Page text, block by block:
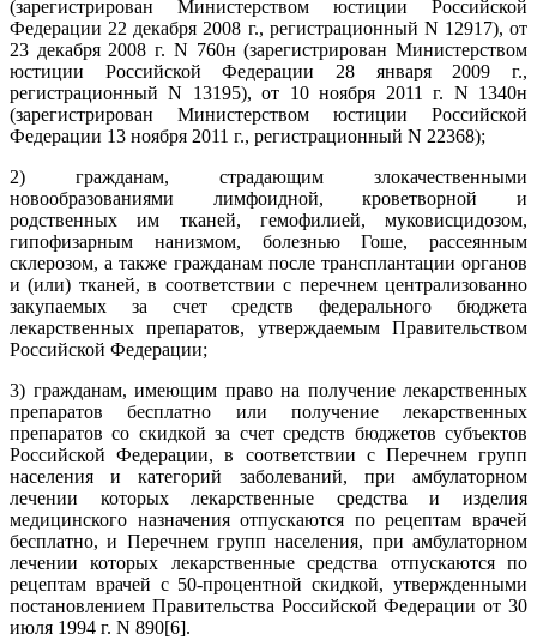
(зарегистрирован Министерством юстиции Российской
Федерации 22 декабря 2008 г., регистрационный N 12917), от
23 декабря 2008 г. N 760н (зарегистрирован Министерством
юстиции Российской Федерации 28 января 2009 г.,
регистрационный N 13195), от 10 ноября 2011 г. N 1340н
(зарегистрирован Министерством юстиции Российской
Федерации 13 ноября 2011 г., регистрационный N 22368);
2) гражданам, страдающим злокачественными
новообразованиями лимфоидной, кроветворной и
родственных им тканей, гемофилией, муковисцидозом,
гипофизарным нанизмом, болезнью Гоше, рассеянным
склерозом, а также гражданам после трансплантации органов
и (или) тканей, в соответствии с перечнем централизованно
закупаемых за счет средств федерального бюджета
лекарственных препаратов, утверждаемым Правительством
Российской Федерации;
3) гражданам, имеющим право на получение лекарственных
препаратов бесплатно или получение лекарственных
препаратов со скидкой за счет средств бюджетов субъектов
Российской Федерации, в соответствии с Перечнем групп
населения и категорий заболеваний, при амбулаторном
лечении которых лекарственные средства и изделия
медицинского назначения отпускаются по рецептам врачей
бесплатно, и Перечнем групп населения, при амбулаторном
лечении которых лекарственные средства отпускаются по
рецептам врачей с 50-процентной скидкой, утвержденными
постановлением Правительства Российской Федерации от 30
июля 1994 г. N 890[6].